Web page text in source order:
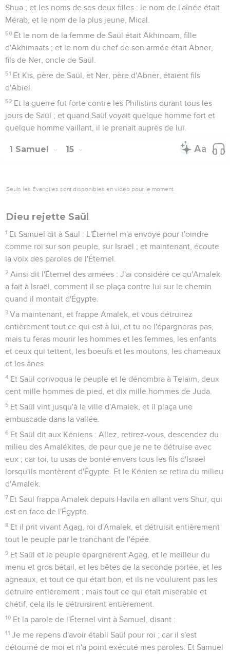
Shua ; et les noms de ses deux filles : le nom de l'aînée était
Mérab, et le nom de la plus jeune, Mical.
50 Et le nom de la femme de Saül était Akhinoam, fille
d'Akhimaats ; et le nom du chef de son armée était Abner,
fils de Ner, oncle de Saül.
51 Et Kis, père de Saül, et Ner, père d'Abner, étaient fils
d'Abiel.
52 Et la guerre fut forte contre les Philistins durant tous les
jours de Saül ; et quand Saül voyait quelque homme fort et
quelque homme vaillant, il le prenait auprès de lui.
1 Samuel 15
Seuls les Évangiles sont disponibles en vidéo pour le moment.
Dieu rejette Saül
1 Et Samuel dit à Saül : L'Éternel m'a envoyé pour t'oindre
comme roi sur son peuple, sur Israël ; et maintenant, écoute
la voix des paroles de l'Éternel.
2 Ainsi dit l'Éternel des armées : J'ai considéré ce qu'Amalek
a fait à Israël, comment il se plaça contre lui sur le chemin
quand il montait d'Égypte.
3 Va maintenant, et frappe Amalek, et vous détruirez
entièrement tout ce qui est à lui, et tu ne l'épargneras pas,
mais tu feras mourir les hommes et les femmes, les enfants
et ceux qui tettent, les boeufs et les moutons, les chameaux
et les ânes.
4 Et Saül convoqua le peuple et le dénombra à Telaïm, deux
cent mille hommes de pied, et dix mille hommes de Juda.
5 Et Saül vint jusqu'à la ville d'Amalek, et il plaça une
embuscade dans la vallée.
6 Et Saül dit aux Kéniens : Allez, retirez-vous, descendez du
milieu des Amalékites, de peur que je ne te détruise avec
eux ; car toi, tu usas de bonté envers tous les fils d'Israël
lorsqu'ils montèrent d'Égypte. Et le Kénien se retira du milieu
d'Amalek.
7 Et Saül frappa Amalek depuis Havila en allant vers Shur, qui
est en face de l'Égypte.
8 Et il prit vivant Agag, roi d'Amalek, et détruisit entièrement
tout le peuple par le tranchant de l'épée.
9 Et Saül et le peuple épargnèrent Agag, et le meilleur du
menu et gros bétail, et les bêtes de la seconde portée, et les
agneaux, et tout ce qui était bon, et ils ne voulurent pas les
détruire entièrement ; mais tout ce qui était misérable et
chétif, cela ils le détruisirent entièrement.
10 Et la parole de l'Éternel vint à Samuel, disant :
11 Je me repens d'avoir établi Saül pour roi ; car il s'est
détourné de moi et n'a point exécuté mes paroles. Et Samuel